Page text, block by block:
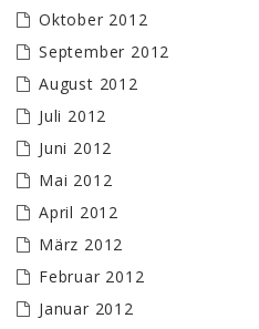
Oktober 2012
September 2012
August 2012
Juli 2012
Juni 2012
Mai 2012
April 2012
März 2012
Februar 2012
Januar 2012